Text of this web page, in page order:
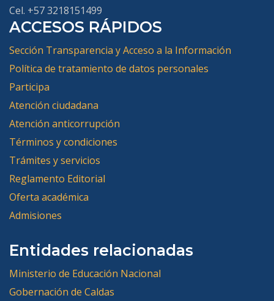
Cel. +57 3218151499
ACCESOS RÁPIDOS
Sección Transparencia y Acceso a la Información
Política de tratamiento de datos personales
Participa
Atención ciudadana
Atención anticorrupción
Términos y condiciones
Trámites y servicios
Reglamento Editorial
Oferta académica
Admisiones
Entidades relacionadas
Ministerio de Educación Nacional
Gobernación de Caldas